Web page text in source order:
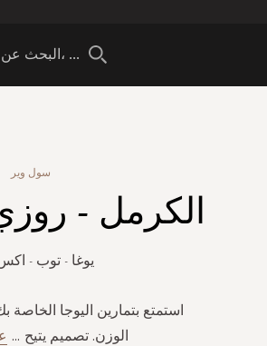
سول وير
الكرمل -
يوغا - توب -
استمتع بتمارين اليوجا
الوزن. تصميم يتيح ...